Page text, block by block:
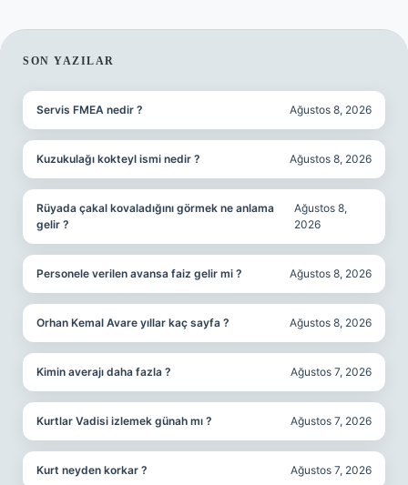
SIDEBAR
SON YAZILAR
Servis FMEA nedir ? Ağustos 8, 2026
Kuzukulağı kokteyl ismi nedir ? Ağustos 8, 2026
Rüyada çakal kovaladığını görmek ne anlama
gelir ?
Ağustos 8,
2026
Personele verilen avansa faiz gelir mi ? Ağustos 8, 2026
Orhan Kemal Avare yıllar kaç sayfa ? Ağustos 8, 2026
Kimin averajı daha fazla ? Ağustos 7, 2026
Kurtlar Vadisi izlemek günah mı ? Ağustos 7, 2026
Kurt neyden korkar ? Ağustos 7, 2026